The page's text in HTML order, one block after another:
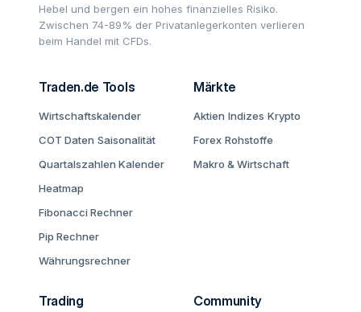
Hebel und bergen ein hohes finanzielles Risiko.
Zwischen 74-89% der Privatanlegerkonten verlieren
beim Handel mit CFDs.
Traden.de Tools
Wirtschaftskalender
COT Daten Saisonalität
Quartalszahlen Kalender
Heatmap
Fibonacci Rechner
Pip Rechner
Währungsrechner
Märkte
Aktien Indizes Krypto
Forex Rohstoffe
Makro & Wirtschaft
Trading Community